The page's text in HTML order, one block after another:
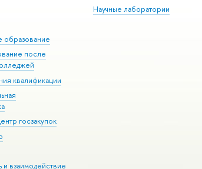
образование
после
квалификации
госзакупок
и взаимодействие
Научные лаборатории